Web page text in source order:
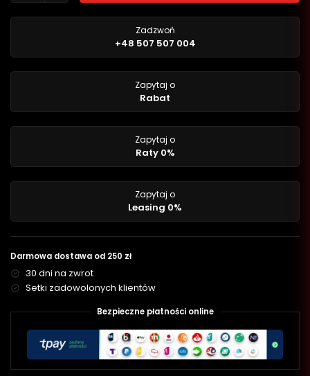
Zadzwoń
+48 507 507 004
Zapytaj o
Rabat
Zapytaj o
Raty 0%
Zapytaj o
Leasing 0%
Darmowa dostawa od 250 zł
30 dni na zwrot
Setki zadowolonych klientów
Bezpieczne płatności online